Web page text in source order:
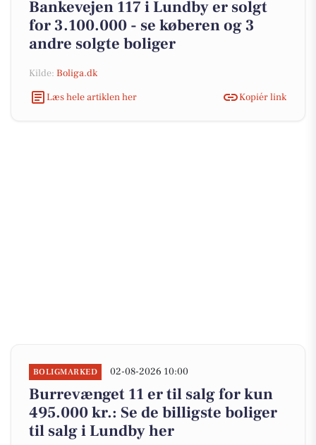
Bankevejen 117 i Lundby er solgt
for 3.100.000 - se køberen og 3
andre solgte boliger
Kilde: Boliga.dk
Læs hele artiklen her
Kopiér link
BOLIGMARKED 02-08-2026 10:00
Burrevænget 11 er til salg for kun
495.000 kr.: Se de billigste boliger
til salg i Lundby her